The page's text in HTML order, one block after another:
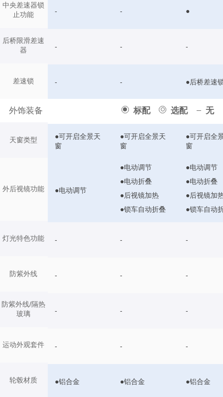
中央差速器锁
止功能
后桥限滑差速
器
差速锁
外饰装备 标配 选配 无
天窗类型
外后视镜功能
灯光特色功能
防紫外线
防紫外线/隔热
玻璃
运动外观套件
轮毂材质
- - ●
- - -
- - ●后桥差速
●可开启全景天
窗
●可开启全景天
窗
●可开启全
窗
●电动调节
●电动调节
●电动折叠
●后视镜加热
●锁车自动折叠
●电动调节
●电动折叠
●后视镜加
●锁车自动
- - -
- - -
- - -
- - -
●铝合金 ●铝合金 ●铝合金